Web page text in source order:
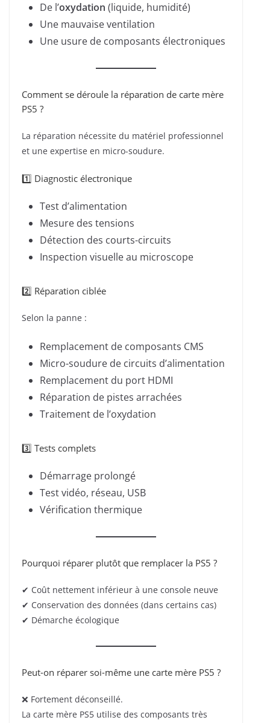
De l’oxydation (liquide, humidité)
Une mauvaise ventilation
Une usure de composants électroniques
Comment se déroule la réparation de carte mère
PS5 ?
La réparation nécessite du matériel professionnel
et une expertise en micro-soudure.
1️⃣ Diagnostic électronique
Test d’alimentation
Mesure des tensions
Détection des courts-circuits
Inspection visuelle au microscope
2️⃣ Réparation ciblée
Selon la panne :
Remplacement de composants CMS
Micro-soudure de circuits d’alimentation
Remplacement du port HDMI
Réparation de pistes arrachées
Traitement de l’oxydation
3️⃣ Tests complets
Démarrage prolongé
Test vidéo, réseau, USB
Vérification thermique
Pourquoi réparer plutôt que remplacer la PS5 ?
✔ Coût nettement inférieur à une console neuve
✔ Conservation des données (dans certains cas)
✔ Démarche écologique
Peut-on réparer soi-même une carte mère PS5 ?
❌ Fortement déconseillé.
La carte mère PS5 utilise des composants très